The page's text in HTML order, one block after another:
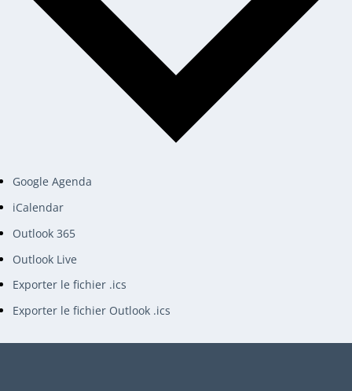
Google Agenda
iCalendar
Outlook 365
Outlook Live
Exporter le fichier .ics
Exporter le fichier Outlook .ics